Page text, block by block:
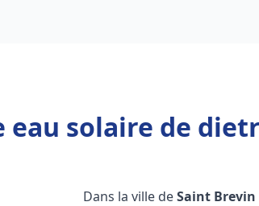
eau solaire de
Dans la ville deSaint Brevin